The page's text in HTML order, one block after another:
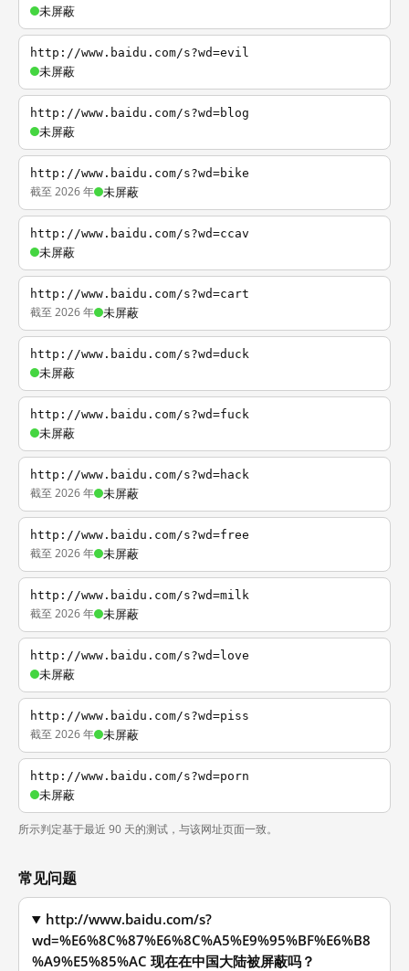
未屏蔽
http://www.baidu.com/s?wd=evil
未屏蔽
http://www.baidu.com/s?wd=blog
未屏蔽
http://www.baidu.com/s?wd=bike
截至 2026 年 未屏蔽
http://www.baidu.com/s?wd=ccav
未屏蔽
http://www.baidu.com/s?wd=cart
截至 2026 年 未屏蔽
http://www.baidu.com/s?wd=duck
未屏蔽
http://www.baidu.com/s?wd=fuck
未屏蔽
http://www.baidu.com/s?wd=hack
截至 2026 年 未屏蔽
http://www.baidu.com/s?wd=free
截至 2026 年 未屏蔽
http://www.baidu.com/s?wd=milk
截至 2026 年 未屏蔽
http://www.baidu.com/s?wd=love
未屏蔽
http://www.baidu.com/s?wd=piss
截至 2026 年 未屏蔽
http://www.baidu.com/s?wd=porn
未屏蔽
所示判定基于最近 90 天的测试，与该网址页面一致。
常见问题
http://www.baidu.com/s?
wd=%E6%8C%87%E6%8C%A5%E9%95%BF%E6%B8
%A9%E5%85%AC 现在在中国大陆被屏蔽吗？